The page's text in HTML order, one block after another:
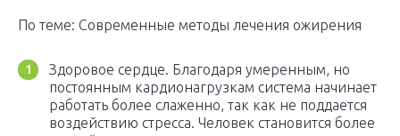
По теме: Современные методы лечения ожирения
Здоровое сердце. Благодаря умеренным, но
постоянным кардионагрузкам система начинает
работать более слаженно, так как не поддается
воздействию стресса. Человек становится более